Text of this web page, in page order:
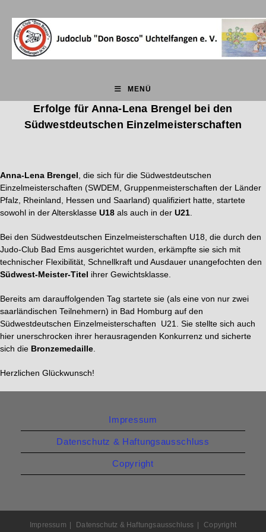
MENÜ
Erfolge für Anna-Lena Brengel bei den
Südwestdeutschen Einzelmeisterschaften
Anna-Lena Brengel , die sich für die Südwestdeutschen
Einzelmeisterschaften (SWDEM, Gruppenmeisterschaften der Länder
Pfalz, Rheinland, Hessen und Saarland) qualifiziert hatte, startete
sowohl in der Altersklasse U18 als auch in der U21
Bei den Südwestdeutschen Einzelmeisterschaften U18, die durch den
Judo-Club Bad Ems ausgerichtet wurden, erkämpfte sie sich mit
technischer Flexibilität, Schnellkraft und Ausdauer unangefochten den
Südwest-Meister-Titel ihrer Gewichtsklasse.
Bereits am darauffolgenden Tag startete sie (als eine von nur zwei
saarländischen Teilnehmern) in Bad Homburg auf den
Südwestdeutschen Einzelmeisterschaften U21. Sie stellte sich auch
hier unerschrocken ihrer herausragenden Konkurrenz und sicherte
sich die Bronzemedaille
Herzlichen Glückwunsch!
Impressum
Datenschutz & Haftungsausschluss
Copyright
Impressum Datenschutz & Haftungsausschluss Copyright